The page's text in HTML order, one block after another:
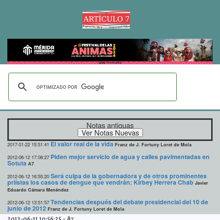
Notas antiguas
2017-01-22 15:51:41 El valor real de la vida Franz de J. Fortuny Loret de Mola
2012-06-12 17:08:27 Piden mejor servicio de agua y calles pavimentadas en
Sotuta A7
2012-06-12 16:55:20 Será culpa de la gobernadora y de otros prominentes
priístas los casos de dengue que vendrán: Kirbey Herrera Chab Javier
Eduardo Cámara Menéndez
2012-06-12 13:51:57 Tendencias después del debate presidencial del 10 de
junio de 2012 Franz de J. Fortuny Loret de Mola